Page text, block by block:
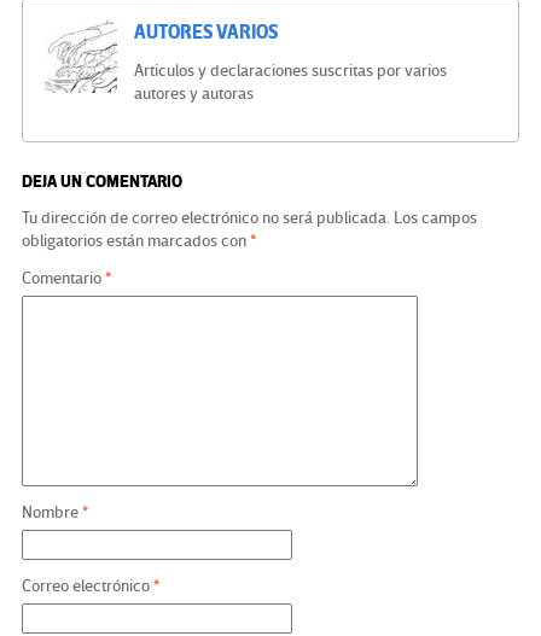
AUTORES VARIOS
Articulos y declaraciones suscritas por varios
autores y autoras
DEJA UN COMENTARIO
Tu dirección de correo electrónico no será publicada. Los campos
obligatorios están marcados con*
Comentario*
Nombre*
Correo electrónico*